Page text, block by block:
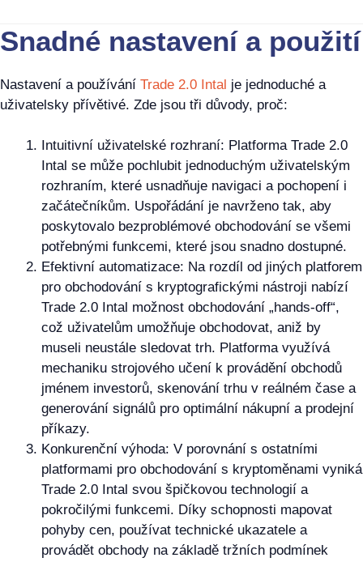
Snadné nastavení a použití
Nastavení a používání Trade 2.0 Intal je jednoduché a
uživatelsky přívětivé. Zde jsou tři důvody, proč:
Intuitivní uživatelské rozhraní: Platforma Trade 2.0
Intal se může pochlubit jednoduchým uživatelským
rozhraním, které usnadňuje navigaci a pochopení i
začátečníkům. Uspořádání je navrženo tak, aby
poskytovalo bezproblémové obchodování se všemi
potřebnými funkcemi, které jsou snadno dostupné.
Efektivní automatizace: Na rozdíl od jiných platforem
pro obchodování s kryptografickými nástroji nabízí
Trade 2.0 Intal možnost obchodování „hands-off“,
což uživatelům umožňuje obchodovat, aniž by
museli neustále sledovat trh. Platforma využívá
mechaniku strojového učení k provádění obchodů
jménem investorů, skenování trhu v reálném čase a
generování signálů pro optimální nákupní a prodejní
příkazy.
Konkurenční výhoda: V porovnání s ostatními
platformami pro obchodování s kryptoměnami vyniká
Trade 2.0 Intal svou špičkovou technologií a
pokročilými funkcemi. Díky schopnosti mapovat
pohyby cen, používat technické ukazatele a
provádět obchody na základě tržních podmínek